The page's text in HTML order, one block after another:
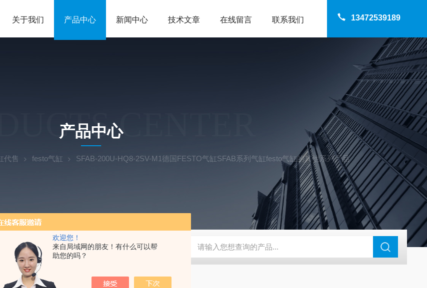
欢迎您！
来自局域网的朋友！有什么可以帮
助您的吗？
13472539189
关于我们 产品中心 新闻中心 技术文章 在线留言 联系我们
CENTER
产品中心
代售 festo气缸 SFAB-200U-HQ8-2SV-M1德国FESTO气缸SFAB系列气缸festo气缸的其他系列产品
MVSD-180-4E1-AC220V代理金器Mindman电磁阀MVSD-180-4E1-AC220V 麦特沃克